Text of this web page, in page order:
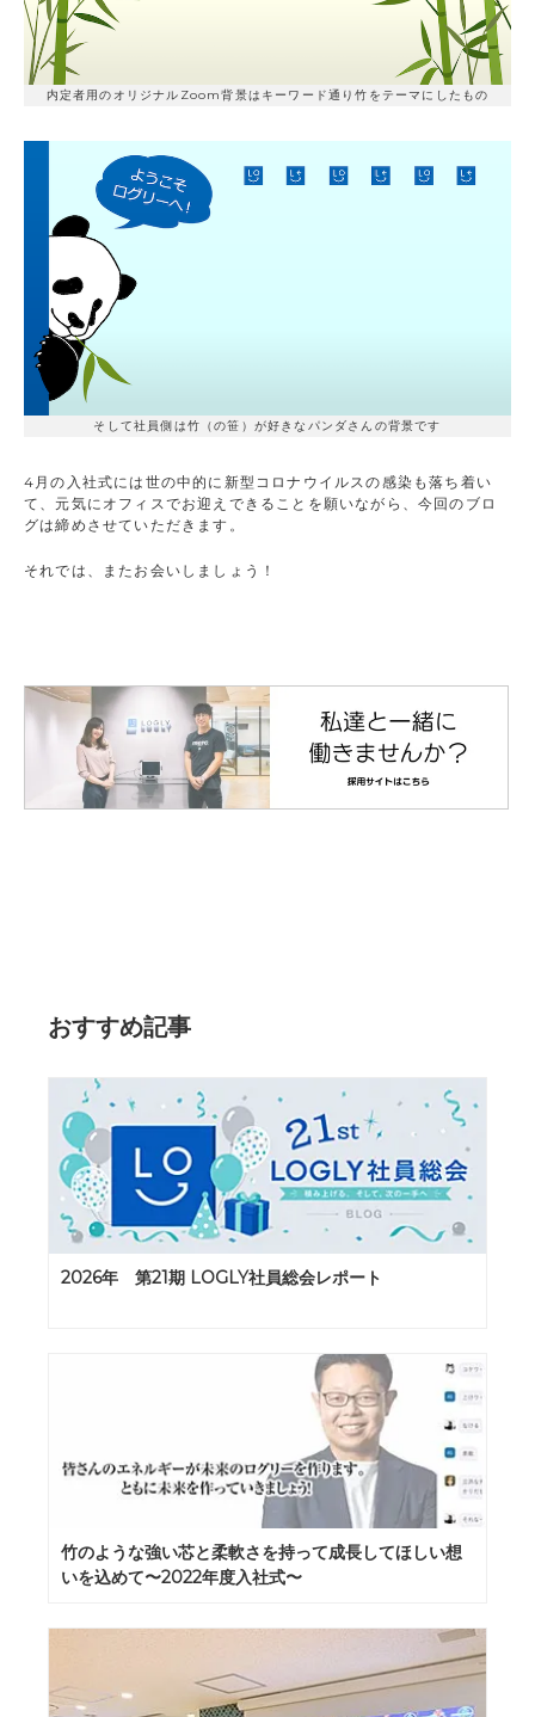
内定者用のオリジナルZoom背景はキーワード通り竹をテーマにしたもの
そして社員側は竹（の笹）が好きなパンダさんの背景です
4月の入社式には世の中的に新型コロナウイルスの感染も落ち着い
て、元気にオフィスでお迎えできることを願いながら、今回のブロ
グは締めさせていただきます。
それでは、またお会いしましょう！
おすすめ記事
2026年 第21期 LOGLY社員総会レポート
竹のような強い芯と柔軟さを持って成長してほしい想
いを込めて〜2022年度入社式〜